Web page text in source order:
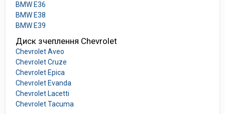
BMW E36
BMW E38
BMW E39
Диск зчеплення Chevrolet
Chevrolet Aveo
Chevrolet Cruze
Chevrolet Epica
Chevrolet Evanda
Chevrolet Lacetti
Chevrolet Tacuma